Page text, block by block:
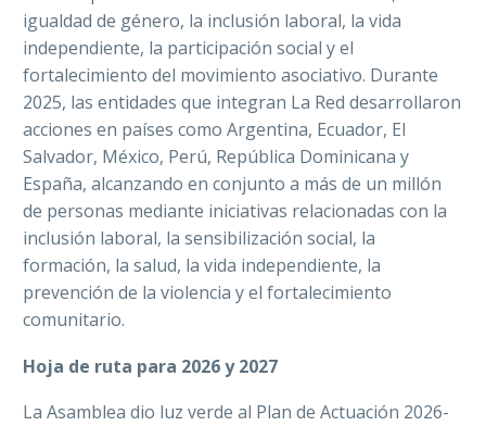
igualdad de género, la inclusión laboral, la vida
independiente, la participación social y el
fortalecimiento del movimiento asociativo. Durante
2025, las entidades que integran La Red desarrollaron
acciones en países como Argentina, Ecuador, El
Salvador, México, Perú, República Dominicana y
España, alcanzando en conjunto a más de un millón
de personas mediante iniciativas relacionadas con la
inclusión laboral, la sensibilización social, la
formación, la salud, la vida independiente, la
prevención de la violencia y el fortalecimiento
comunitario.
Hoja de ruta para 2026 y 2027
La Asamblea dio luz verde al Plan de Actuación 2026-